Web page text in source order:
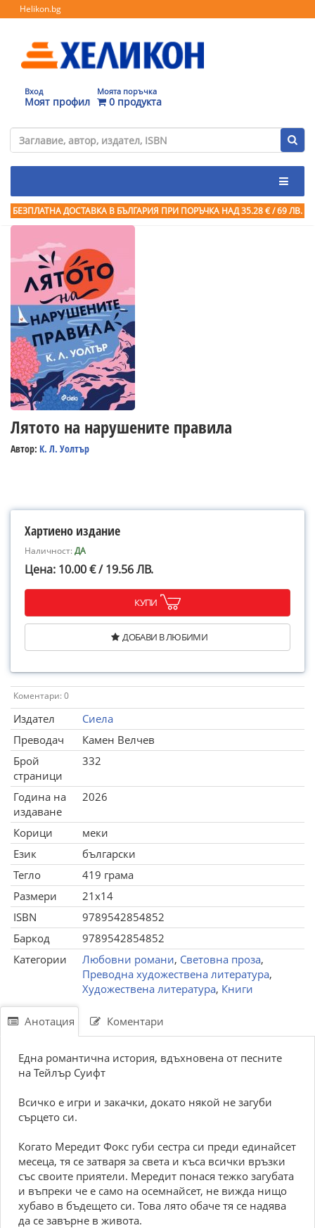
Helikon.bg
Вход
Моят профил
Моята поръчка
0 продукта
БЕЗПЛАТНА ДОСТАВКА В БЪЛГАРИЯ ПРИ ПОРЪЧКА НАД 35.28 € / 69 ЛВ.
Лятото на нарушените правила
Автор: К. Л. Уолтър
Хартиено издание
Наличност:ДА
Цена: 10.00 € / 19.56 ЛВ.
КУПИ
ДОБАВИ В ЛЮБИМИ
Коментари: 0
Издател
Сиела
Преводач
Камен Велчев
Брой
страници
332
Година на
издаване
2026
Корици
меки
Език
български
Тегло
419 грама
Размери
21x14
ISBN
9789542854852
Баркод
9789542854852
Категории
Любовни романи, Световна проза,
Преводна художествена литература,
Художествена литература, Книги
Анотация Коментари
Една романтична история, вдъхновена от песните
на Тейлър Суифт
Всичко е игри и закачки, докато някой не загуби
сърцето си.
Когато Мередит Фокс губи сестра си преди единайсет
месеца, тя се затваря за света и къса всички връзки
със своите приятели. Мередит понася тежко загубата
и въпреки че е само на осемнайсет, не вижда нищо
хубаво в бъдещето си. Това лято обаче тя се надява
да се завърне в живота.